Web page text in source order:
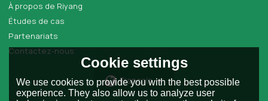
À propos de Riyang
Études de cas
Partenariats
Contactez-nous
Français
Cookie settings
We use cookies to provide you with the best possible
experience. They also allow us to analyze user